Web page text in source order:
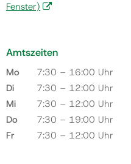
Fenster)
Amtszeiten
Mo
7:30 – 16:00 Uhr
Di
7:30 – 12:00 Uhr
Mi
7:30 – 12:00 Uhr
Do
7:30 – 19:00 Uhr
Fr
7:30 – 12:00 Uhr